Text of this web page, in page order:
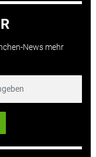
News mehr